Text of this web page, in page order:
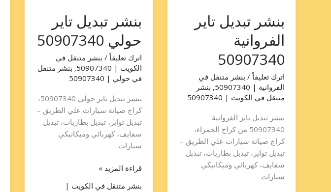
بنشر تبديل تاير
الفروانية
50907340
اترك تعليقاً / بنشر متنقل في
الفروانية | 50907340
, بنشر
متنقل في الكويت | 50907340
بنشر تبديل تاير الفروانية
50907340 من كراج الحمراء،
كراج صيانة سيارات علي الطريق –
تبديل تواير، تبديل بطاريات، تبديل
سفايف، كهربائي وميكانيكي
سيارات
بنشر تبديل تاير
حولي 50907340
اترك تعليقاً / بنشر متنقل في
الكويت | 50907340
, بنشر متنقل
في حولي | 50907340
بنشر تبديل تاير حولي 50907340،
كراج صيانة سيارات علي الطريق –
تبديل تواير، تبديل بطاريات، تبديل
سفايف، كهربائي وميكانيكي
سيارات
قراءة المزيد »
بنشر متنقل في الكويت |